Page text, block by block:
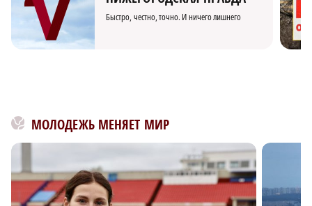
Быстро, честно, точно. И ничего лишнего
МОЛОДЕЖЬ МЕНЯЕТ МИР